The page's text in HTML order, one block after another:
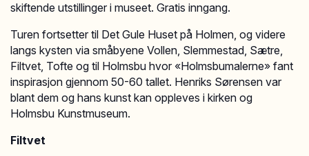
skiftende utstillinger i museet. Gratis inngang.
Turen fortsetter til Det Gule Huset på Holmen, og videre
langs kysten via småbyene Vollen, Slemmestad, Sætre,
Filtvet, Tofte og til Holmsbu hvor «Holmsbumalerne» fant
inspirasjon gjennom 50-60 tallet. Henriks Sørensen var
blant dem og hans kunst kan oppleves i kirken og
Holmsbu Kunstmuseum.
Filtvet